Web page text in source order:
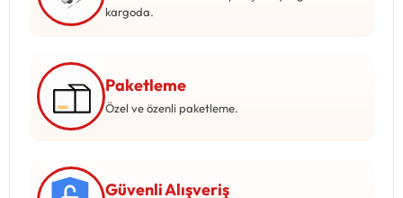
kargoda.
Paketleme
Özel ve özenli paketleme.
Güvenli Alışveriş